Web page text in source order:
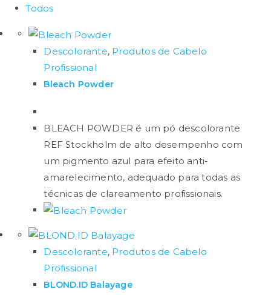
Qual foi o resultado?
Ficamos surpresos pelo creme descolorante
alcançar o mesmo tom de clareamento, do fundo
descolorante.
Qual foi a diferença?
A diferença está no toque.Com o creme
descolorante é possível perceber que o cabelo
está um pouco mais áspero e o que foi aplicado
com o pó descolorante está um pouco mais macio.
Nota: Não foi aplicado qualquer tipo de tratamento
pós descoloração.
Todos
Descolorante, Produtos de Cabelo
Profissional
Bleach Powder
BLEACH POWDER é um pó descolorante
REF Stockholm de alto desempenho com
um pigmento azul para efeito anti-
amarelecimento, adequado para todas as
técnicas de clareamento profissionais.
Descolorante, Produtos de Cabelo
Profissional
BLOND.ID Balayage